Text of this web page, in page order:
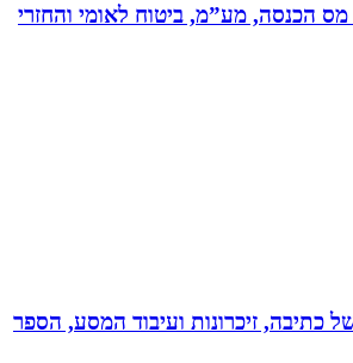
מטפל בדוחות מס הכנסה, מע”מ, ביטוח לאומי והחזרי
זיכרונות ועיבוד המסע, הספר